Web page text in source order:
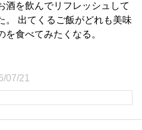
酒を飲んでリフレッシュして
。 出てくるご飯がどれも美味
を食べてみたくなる。
07/21